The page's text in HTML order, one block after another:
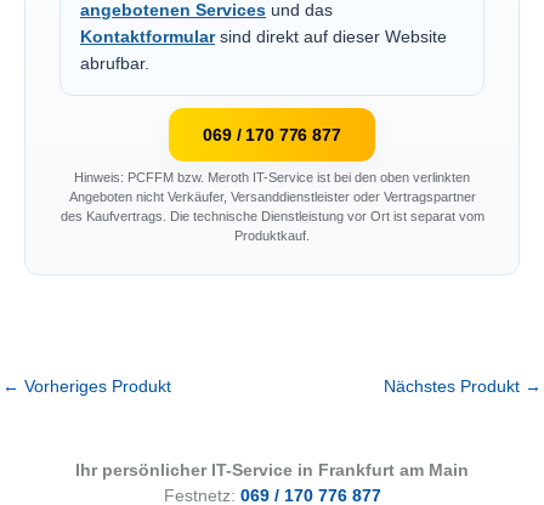
angebotenen Services und das
Kontaktformularsind direkt auf dieser Website
abrufbar.
069 / 170 776 877
Hinweis: PCFFM bzw. Meroth IT-Service ist bei den oben verlinkten
Angeboten nicht Verkäufer, Versanddienstleister oder Vertragspartner
des Kaufvertrags. Die technische Dienstleistung vor Ort ist separat vom
Produktkauf.
← Vorheriges Produkt Nächstes Produkt →
Ihr persönlicher IT-Service in Frankfurt am Main
Festnetz: 069 / 170 776 877